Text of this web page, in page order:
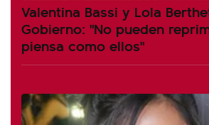
Valentina Bassi y Lola
Gobierno: "No pueden
piensa como ellos"